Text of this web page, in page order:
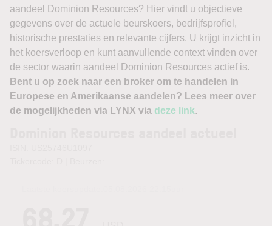
aandeel Dominion Resources? Hier vindt u objectieve
gegevens over de actuele beurskoers, bedrijfsprofiel,
historische prestaties en relevante cijfers. U krijgt inzicht in
het koersverloop en kunt aanvullende context vinden over
de sector waarin aandeel Dominion Resources actief is.
Bent u op zoek naar een broker om te handelen in
Europese en Amerikaanse aandelen? Lees meer over
de mogelijkheden via LYNX via deze link.